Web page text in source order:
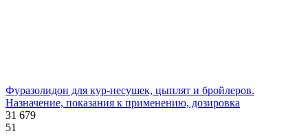
Фуразолидон для кур-несушек, цыплят и бройлеров.
Назначение, показания к применению, дозировка
31 679
51